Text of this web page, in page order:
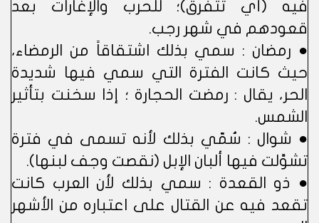
فيه (أي تتفرق)؛ للحرب والإغارات بعد
قعودهم في شهر رجب.
● رمضان : سمي بذلك اشتقاقاً من الرمضاء،
حيث كانت الفترة التي سمي فيها شديدة
الحر، يقال : رمضت الحجارة ؛ إذا سخنت بتأثير
الشمس.
● شوال : سُمّي بذلك لأنه تسمى في فترة
تشوَّلت فيها ألبان الإبل (نقصت وجف لبنها).
● ذو القعدة : سمي بذلك لأن العرب كانت
تقعد فيه عن القتال على اعتباره من الأشهر